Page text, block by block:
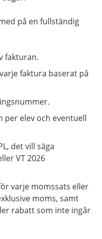
på en fullständig
fakturan.
faktura baserat på
per elev och eventuell
det vill säga
VT 2026
varje momssats eller
moms, samt
rabatt som inte ingår